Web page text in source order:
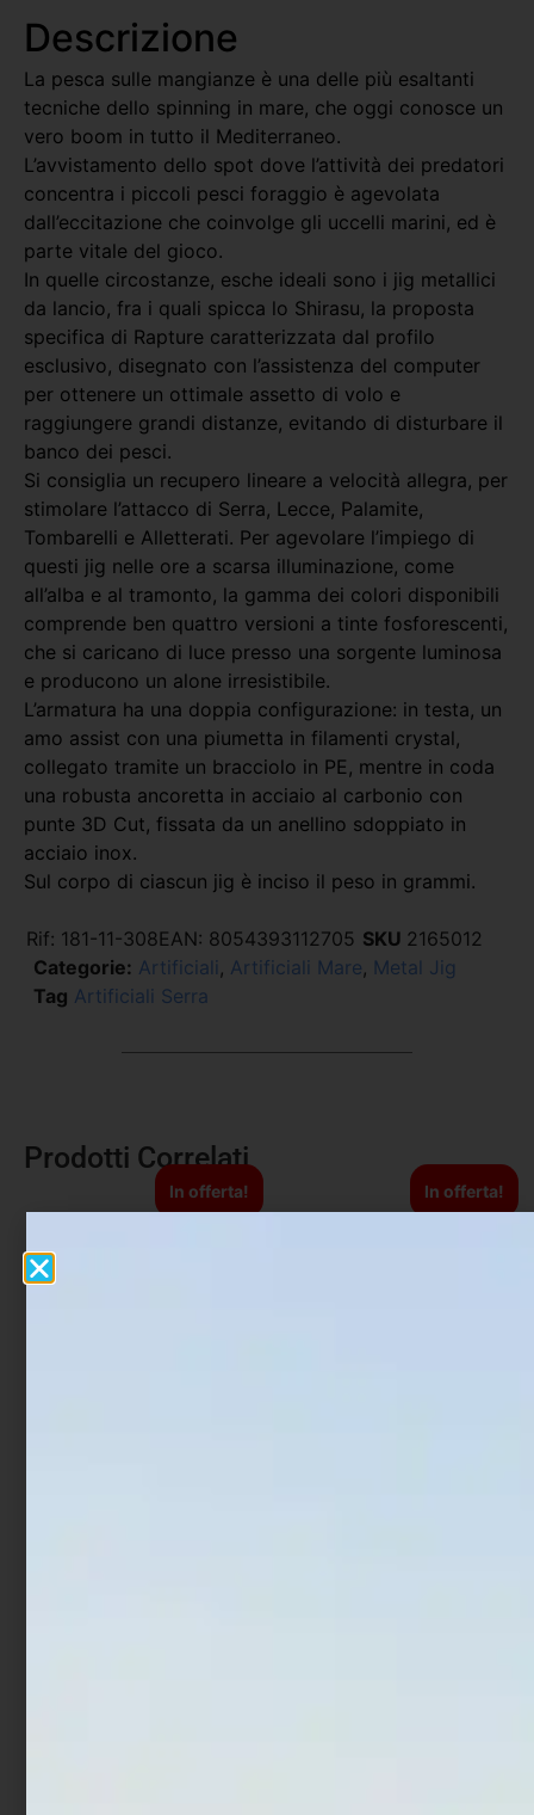
Descrizione
La pesca sulle mangianze è una delle più esaltanti
tecniche dello spinning in mare, che oggi conosce un
vero boom in tutto il Mediterraneo.
L’avvistamento dello spot dove l’attività dei predatori
concentra i piccoli pesci foraggio è agevolata
dall’eccitazione che coinvolge gli uccelli marini, ed è
parte vitale del gioco.
In quelle circostanze, esche ideali sono i jig metallici
da lancio, fra i quali spicca lo Shirasu, la proposta
specifica di Rapture caratterizzata dal profilo
esclusivo, disegnato con l’assistenza del computer
per ottenere un ottimale assetto di volo e
raggiungere grandi distanze, evitando di disturbare il
banco dei pesci.
Si consiglia un recupero lineare a velocità allegra, per
stimolare l’attacco di Serra, Lecce, Palamite,
Tombarelli e Alletterati. Per agevolare l’impiego di
questi jig nelle ore a scarsa illuminazione, come
all’alba e al tramonto, la gamma dei colori disponibili
comprende ben quattro versioni a tinte fosforescenti,
che si caricano di luce presso una sorgente luminosa
e producono un alone irresistibile.
L’armatura ha una doppia configurazione: in testa, un
amo assist con una piumetta in filamenti crystal,
collegato tramite un bracciolo in PE, mentre in coda
una robusta ancoretta in acciaio al carbonio con
punte 3D Cut, fissata da un anellino sdoppiato in
acciaio inox.
Sul corpo di ciascun jig è inciso il peso in grammi.
Rif: 181-11-308EAN: 8054393112705 SKU 2165012
Categorie: Artificiali , Artificiali Mare, Metal Jig
Tag Artificiali Serra
Prodotti Correlati
In offerta! In offerta!